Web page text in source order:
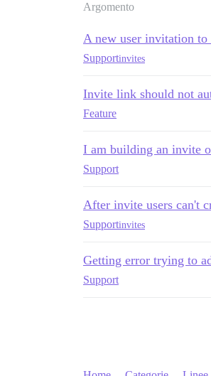
Argomento
A new user invitation
Supportinvites
Invite link should not
Feature
I am building an invite
Support
After invite users can't
Supportinvites
Getting error trying to
Support